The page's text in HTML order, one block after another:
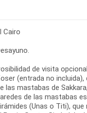
Cairo
de visita
(entrada no
las mastabas de
de las mastabas
(Unas o Titi),